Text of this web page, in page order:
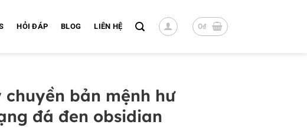
HỎI ĐÁP BLOG LIÊN HỆ 0₫
chuyền bản mệnh hư
đá đen obsidian